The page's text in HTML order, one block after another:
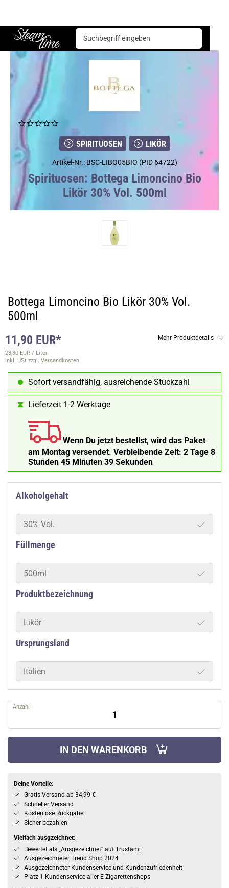
Steam time
Spirituosen Bottega Limoncino Bio Likör 30% Vol. 500ml
SPIRITUOSEN LIKÖR
Artikel-Nr.: BSC-LIBO05BIO (PID 64722)
Spirituosen: Bottega Limoncino Bio
Likör 30% Vol. 500ml
Bottega Limoncino Bio Likör 30% Vol.
500ml
11,90 EUR*
23,80 EUR / Liter
inkl. USt zzgl. Versandkosten
Mehr Produktdetails
Sofort versandfähig, ausreichende Stückzahl
Lieferzeit 1-2 Werktage
Wenn Du jetzt bestellst, wird das Paket
am Montag versendet. Verbleibende Zeit: 2 Tage 8
Stunden 45 Minuten 38 Sekunden
Alkoholgehalt
30% Vol.
Füllmenge
500ml
Produktbezeichnung
Likör
Ursprungsland
Italien
Anzahl
IN DEN WARENKORB
Deine Vorteile:
Gratis Versand ab 34,99 €
Schneller Versand
Kostenlose Rückgabe
Sicher bezahlen
Vielfach ausgzeichnet:
Bewertet als „Ausgezeichnet” auf Trustami
Ausgezeichneter Trend Shop 2024
Ausgezeichneter Kundenservice und Kundenzufriedenheit
Platz 1 Kundenservice aller E-Zigarettenshops